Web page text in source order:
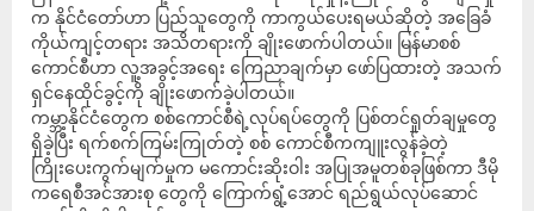
က နိုင်ငံတော်ဟာ ပြည်သူတွေကို ကာကွယ်ပေးရမယ်ဆိုတဲ့ အခြေခံ
ကိုယ်ကျင့်တရား အသိတရားကို ချိုးဖောက်ပါတယ်။ မြန်မာစစ်
ကောင်စီဟာ လူ့အခွင့်အရေး ကြေညာချက်မှာ ဖော်ပြထားတဲ့ အသက်
ရှင်နေထိုင်ခွင့်ကို ချိုးဖောက်ခဲ့ပါတယ်။
ကမ္ဘာ့နိုင်ငံတွေက စစ်ကောင်စီရဲ့လုပ်ရပ်တွေကို ပြစ်တင်ရှုတ်ချမှုတွေ
ရှိခဲ့ပြီး ရက်စက်ကြမ်းကြုတ်တဲ့ စစ် ကောင်စီကကျူးလွန်ခဲ့တဲ့
ကြိုးပေးကွက်မျက်မှုက မကောင်းဆိုးဝါး အပြုအမူတစ်ခုဖြစ်ကာ ဒီမို
ကရေစီအင်အားစု တွေကို ကြောက်ရွံ့အောင် ရည်ရွယ်လုပ်ဆောင်